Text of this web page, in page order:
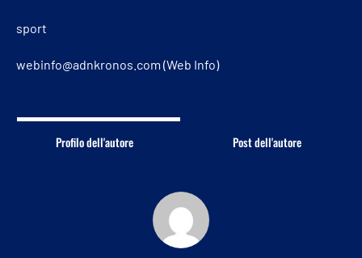
sport
webinfo@adnkronos.com (Web Info)
Profilo dell'autore Post dell'autore